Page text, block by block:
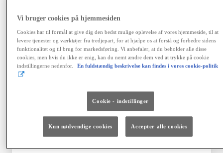
Toyota Yaris
Yaris 4A Hatchback 1.5 hybrid (116 hk) aut. gear Active -
Nykøbing Mors
HYBRID
43.000 km
Hybrid Benzin
Geartype
Automatisk
gearkasse
Vis mere
Vi bruger cookies på hjemmesiden
Cookies har til formål at give dig den bedst mulige oplevelse af vores hjemmeside, til at
levere tjenester og værktøjer fra tredjepart, for at hjælpe os at forstå og forbedre sidens
funktionalitet og til brug for markedsføring. Vi anbefaler, at du beholder alle disse
cookies, men hvis du ikke er enig, kan du nemt ændre dem ved at trykke på cookie
indstillingerne nedenfor.
En fuldstændig beskrivelse kan findes i vores cookie-politik
Cookie - indstillinger
Kun nødvendige cookies Accepter alle cookies